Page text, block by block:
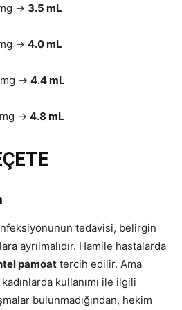
→ 3.5 mL
→ 4.0 mL
→ 4.4 mL
→ 4.8 mL
tedavisi, belirgin
ayrılmalıdır. Hamile hastalarda
pamoat tercih edilir. Ama
kullanımı ile ilgili
bulunmadığından, hekim